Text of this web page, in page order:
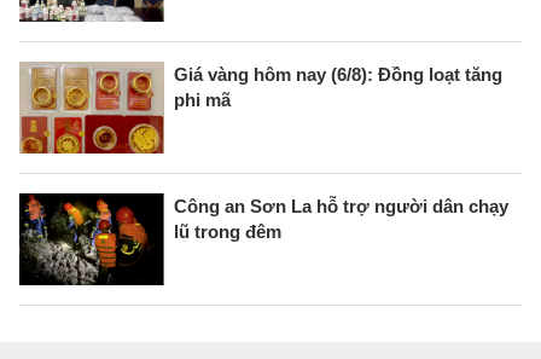
Giá vàng hôm nay (6/8): Đồng loạt tăng
phi mã
Công an Sơn La hỗ trợ người dân chạy
lũ trong đêm